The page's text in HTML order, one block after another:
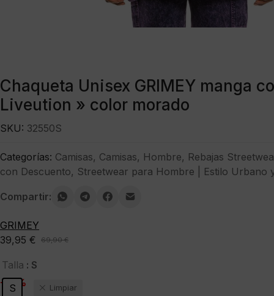
Chaqueta Unisex GRIMEY manga
Liveution » color morado
69,90€
El
precio
original
era:
39,95 €
El
precio
actual
es:
-43%
Talla : S
S
Limpiar
SKU: 32550S
Categorías: Camisas, Camisas, Hombre, Rebajas
con Descuento, Streetwear para Hombre | Estilo Urbano
Compartir:
GRIMEY